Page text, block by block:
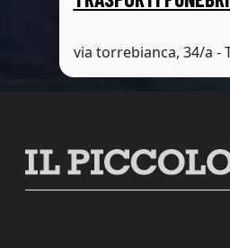
via torrebianca, 34/a -